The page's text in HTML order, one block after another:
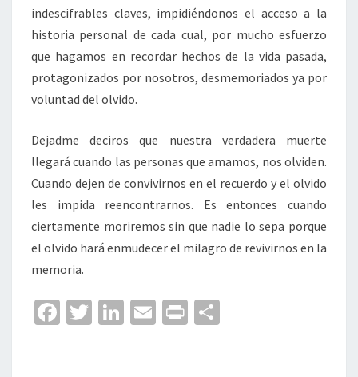
indescifrables claves, impidiéndonos el acceso a la
historia personal de cada cual, por mucho esfuerzo
que hagamos en recordar hechos de la vida pasada,
protagonizados por nosotros, desmemoriados ya por
voluntad del olvido.
Dejadme deciros que nuestra verdadera muerte
llegará cuando las personas que amamos, nos olviden.
Cuando dejen de convivirnos en el recuerdo y el olvido
les impida reencontrarnos. Es entonces cuando
ciertamente moriremos sin que nadie lo sepa porque
el olvido hará enmudecer el milagro de revivirnos en la
memoria.
Fa T
Li
E
Pr